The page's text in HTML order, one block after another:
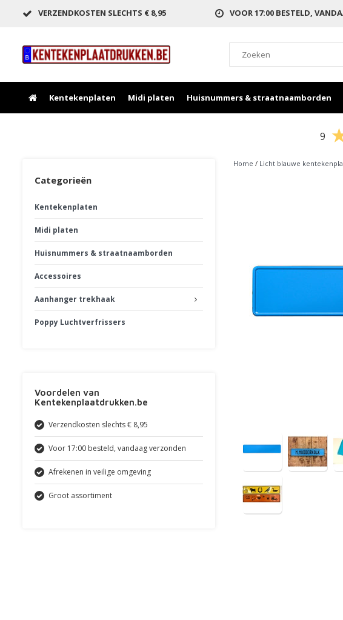
VERZENDKOSTEN SLECHTS € 8,95 VOOR 17:00 BESTELD,
Kentekenplaten Midi platen Huisnummers & straatnaamborden
9
Categorieën
Kentekenplaten
Midi platen
Huisnummers & straatnaamborden
Accessoires
Aanhanger trekhaak
Poppy Luchtverfrissers
Voordelen van
Kentekenplaatdrukken.be
Verzendkosten slechts € 8,95
Voor 17:00 besteld, vandaag verzonden
Afrekenen in veilige omgeving
Groot assortiment
Home / Licht blauwe